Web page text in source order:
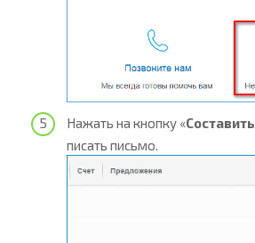
Нажать на кнопку «Составить
писать письмо.